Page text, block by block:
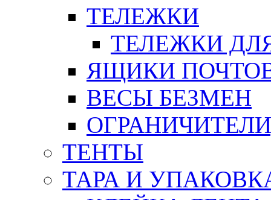
ТЕЛЕЖКИ
ТЕЛЕЖКИ
ЯЩИКИ
ВЕСЫ БЕЗМЕН
ТЕНТЫ
ТАРА И